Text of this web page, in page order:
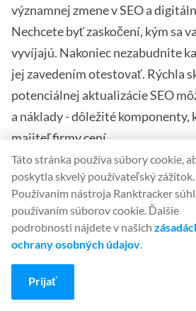
významnej zmene v SEO a
Nechcete byť zaskočení, kým sa
vyvíjajú. Nakoniec nezabudnite
jej zavedením otestovať. Rýchla
potenciálnej aktualizácie SEO
a náklady - dôležité komponenty,
majiteľ firmy cení.
Felix Rose-Collins
Ranktracker's CEO/CMO & Co-
Felix Rose-Collins is the Co-
Táto stránka používa súbory cookie,
poskytla skvelý používateľský zážitok.
Používaním nástroja Ranktracker
používaním súborov cookie. Ďalšie
podrobnosti nájdete v našich
ochrany osobných údajov.
Prijať